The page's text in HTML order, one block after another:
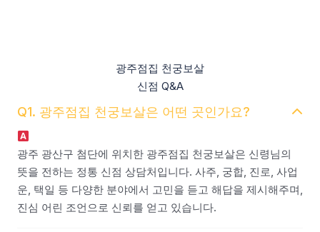
광주점집 천궁보살
신점 Q&A
Q1. 광주점집 천궁보살은 어떤 곳인가요?
광주 광산구 첨단에 위치한 광주점집 천궁보살은 신령님의
뜻을 전하는 정통 신점 상담처입니다. 사주, 궁합, 진로, 사업
운, 택일 등 다양한 분야에서 고민을 듣고 해답을 제시해주며,
진심 어린 조언으로 신뢰를 얻고 있습니다.